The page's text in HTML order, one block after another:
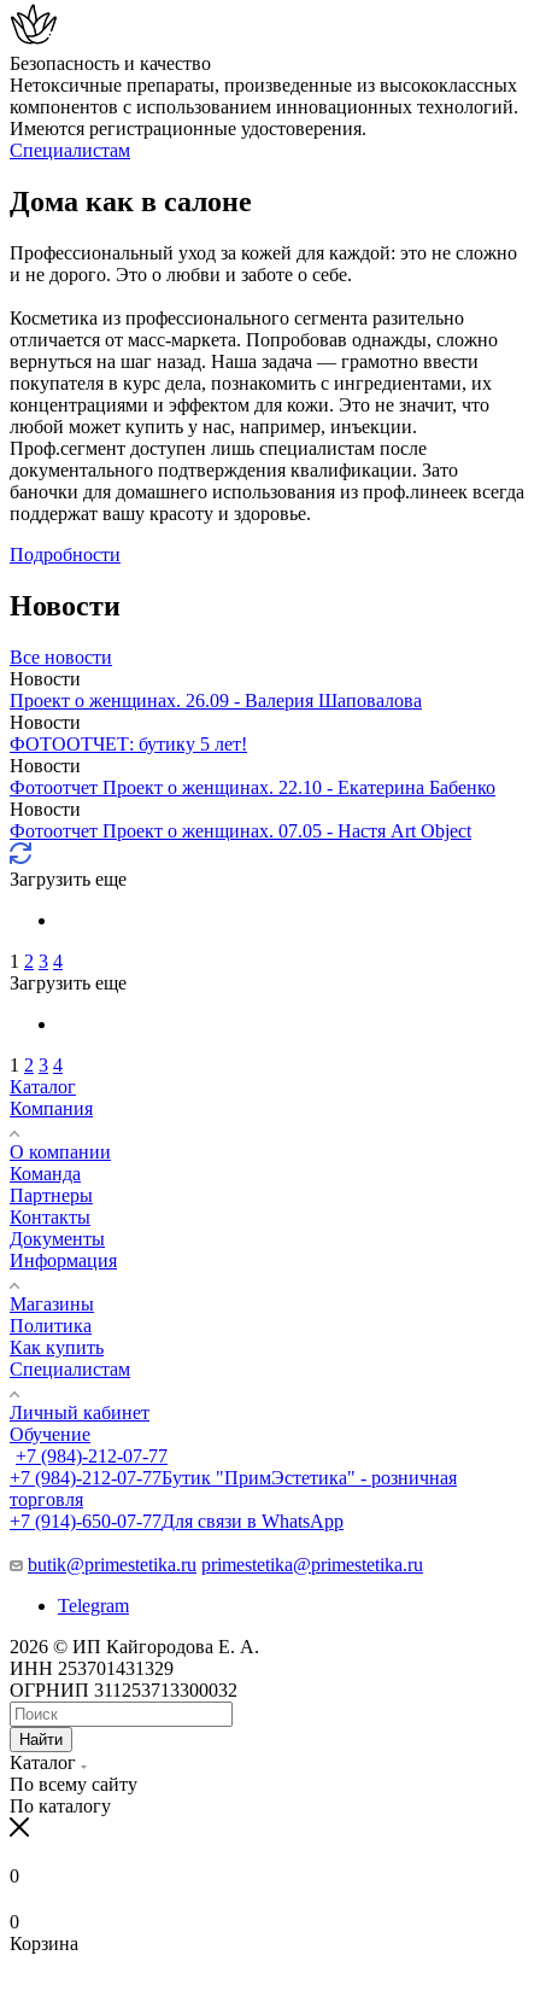
Безопасность и качество
Нетоксичные препараты, произведенные из высококлассных
компонентов с использованием инновационных технологий.
Имеются регистрационные удостоверения.
Специалистам
Дома как в салоне
Профессиональный уход за кожей для каждой: это не сложно
и не дорого. Это о любви и заботе о себе.
Косметика из профессионального сегмента разительно
отличается от масс-маркета. Попробовав однажды, сложно
вернуться на шаг назад. Наша задача — грамотно ввести
покупателя в курс дела, познакомить с ингредиентами, их
концентрациями и эффектом для кожи. Это не значит, что
любой может купить у нас, например, инъекции.
Проф.сегмент доступен лишь специалистам после
документального подтверждения квалификации. Зато
баночки для домашнего использования из проф.линеек всегда
поддержат вашу красоту и здоровье.
Подробности
Новости
Все новости
Новости
Проект о женщинах. 26.09 - Валерия Шаповалова
Новости
ФОТООТЧЕТ: бутику 5 лет!
Новости
Фотоотчет Проект о женщинах. 22.10 - Екатерина Бабенко
Новости
Фотоотчет Проект о женщинах. 07.05 - Настя Art Object
Загрузить еще
1 2 3 4
Загрузить еще
1 2 3 4
Каталог
Компания
О компании
Команда
Партнеры
Контакты
Документы
Информация
Магазины
Политика
Как купить
Специалистам
Личный кабинет
Обучение
+7 (984)-212-07-77
+7 (984)-212-07-77Бутик "ПримЭстетика" - розничная
торговля
+7 (914)-650-07-77Для связи в WhatsApp
butik@primestetika.ru primestetika@primestetika.ru
Telegram
2026 © ИП Кайгородова Е. А.
ИНН 253701431329
ОГРНИП 311253713300032
Найти
Каталог
По всему сайту
По каталогу
0
0
Корзина